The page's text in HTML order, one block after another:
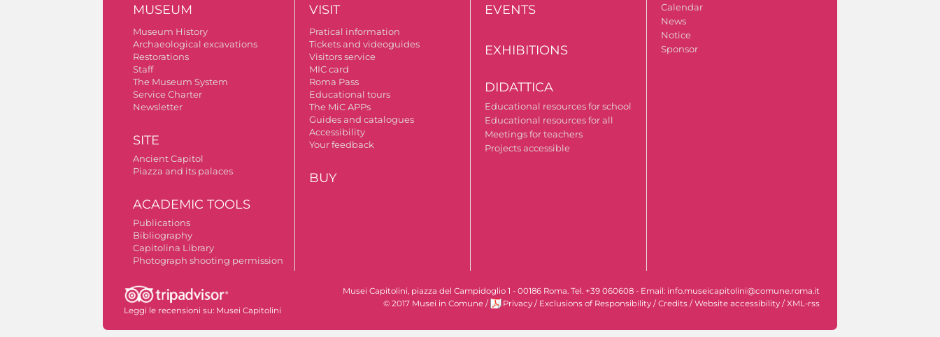
MUSEUM
Museum History
Archaeological excavations
Restorations
Staff
The Museum System
Service Charter
Newsletter
SITE
Ancient Capitol
Piazza and its palaces
ACADEMIC TOOLS
Publications
Bibliography
Capitolina Library
Photograph shooting permission
VISIT
Pratical information
Tickets and videoguides
Visitors service
MIC card
Roma Pass
Educational tours
The MiC APPs
Guides and catalogues
Accessibility
Your feedback
BUY
EVENTS
EXHIBITIONS
DIDATTICA
Educational resources for school
Educational resources for all
Meetings for teachers
Projects accessible
Calendar
News
Notice
Sponsor
Leggi le recensioni su: Musei Capitolini
Musei Capitolini, piazza del Campidoglio 1 - 00186 Roma. Tel. +39 060608 - Email: info.museicapitolini@comune.roma.it
© 2017 Musei in Comune / Privacy / Exclusions of Responsibility /Credits /Website accessibility /XML-rss